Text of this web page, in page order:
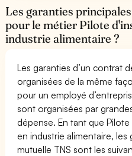
Les garanties
pour le métier Pilote
industrie alimentaire ?
Les garanties d’un contrat
organisées de la même
pour un employé
sont organisées par
dépense. En tant que
en industrie alimentaire, les
mutuelle TNS sont les